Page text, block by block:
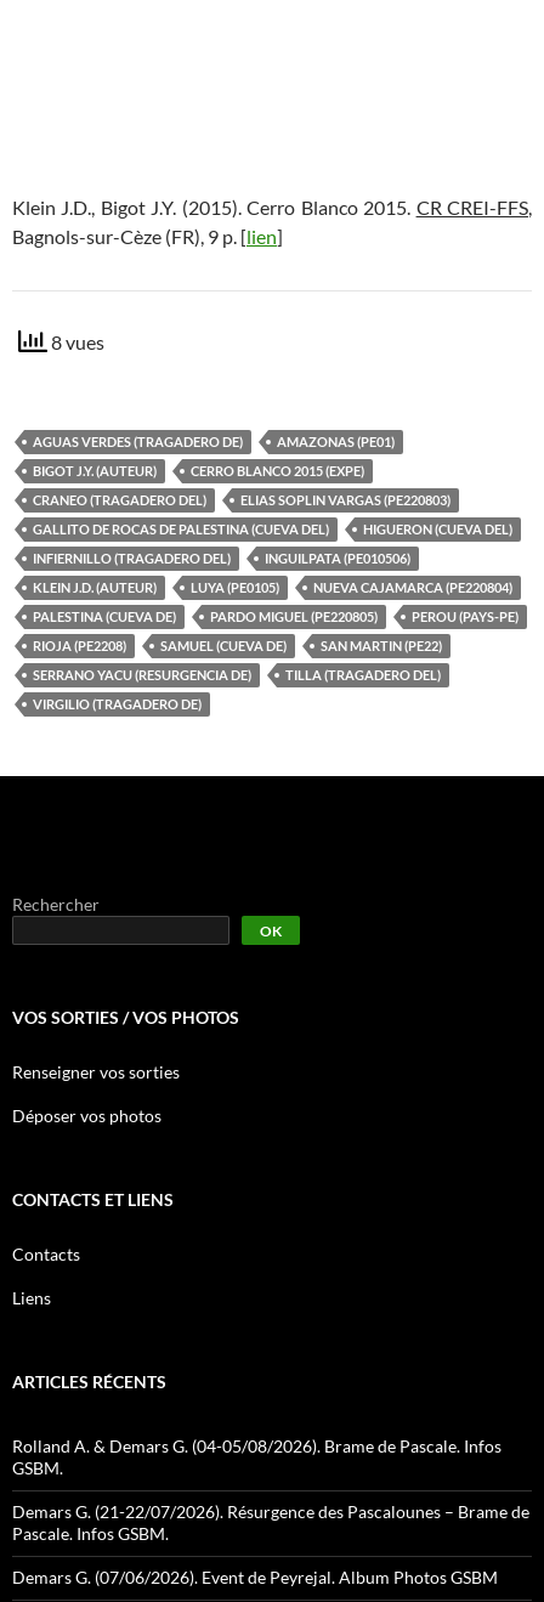
Klein J.D., Bigot J.Y. (2015). Cerro Blanco 2015. CR CREI-FFS,
Bagnols-sur-Cèze (FR), 9 p. [lien]
8 vues
AGUAS VERDES (TRAGADERO DE)
AMAZONAS (PE01)
BIGOT J.Y. (AUTEUR)
CERRO BLANCO 2015 (EXPE)
CRANEO (TRAGADERO DEL)
ELIAS SOPLIN VARGAS (PE220803)
GALLITO DE ROCAS DE PALESTINA (CUEVA DEL)
HIGUERON (CUEVA DEL)
INFIERNILLO (TRAGADERO DEL)
INGUILPATA (PE010506)
KLEIN J.D. (AUTEUR)
LUYA (PE0105)
NUEVA CAJAMARCA (PE220804)
PALESTINA (CUEVA DE)
PARDO MIGUEL (PE220805)
PEROU (PAYS-PE)
RIOJA (PE2208)
SAMUEL (CUEVA DE)
SAN MARTIN (PE22)
SERRANO YACU (RESURGENCIA DE)
TILLA (TRAGADERO DEL)
VIRGILIO (TRAGADERO DE)
Rechercher
OK
VOS SORTIES / VOS PHOTOS
Renseigner vos sorties
Déposer vos photos
CONTACTS ET LIENS
Contacts
Liens
ARTICLES RÉCENTS
Rolland A. & Demars G. (04-05/08/2026). Brame de Pascale. Infos
GSBM.
Demars G. (21-22/07/2026). Résurgence des Pascalounes – Brame de
Pascale. Infos GSBM.
Demars G. (07/06/2026). Event de Peyrejal. Album Photos GSBM